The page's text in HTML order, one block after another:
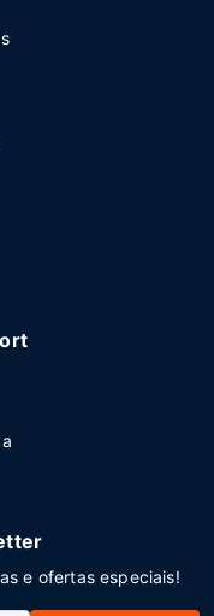
e ofertas especiais!